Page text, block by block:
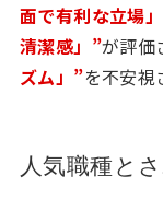
面で有利な立場
清潔感」”が評価
ズム」”を不安視
人気職種と